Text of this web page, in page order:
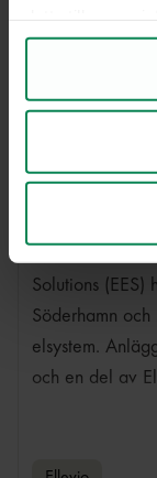
upplevelse på
Kakor för
Genom att
Kakor för
mottagarna av
Du kan när
klicka på
Solutions
Söderhamn
elsystem.
och en del av